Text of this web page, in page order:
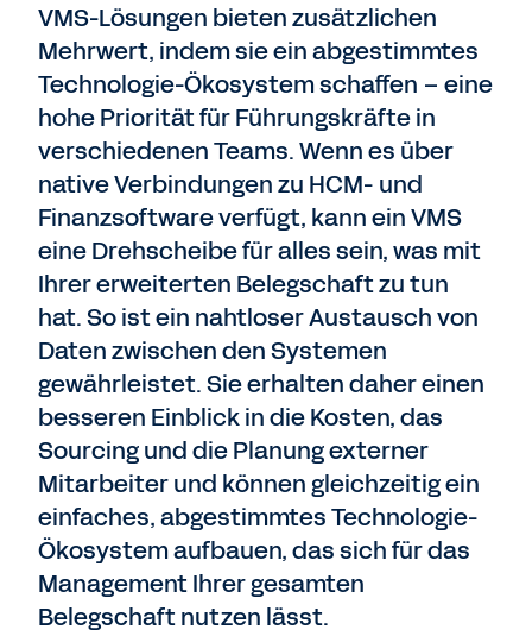
VMS-Lösungen bieten zusätzlichen
Mehrwert, indem sie ein abgestimmtes
Technologie-Ökosystem schaffen – eine
hohe Priorität für Führungskräfte in
verschiedenen Teams. Wenn es über
native Verbindungen zu HCM- und
Finanzsoftware verfügt, kann ein VMS
eine Drehscheibe für alles sein, was mit
Ihrer erweiterten Belegschaft zu tun
hat. So ist ein nahtloser Austausch von
Daten zwischen den Systemen
gewährleistet. Sie erhalten daher einen
besseren Einblick in die Kosten, das
Sourcing und die Planung externer
Mitarbeiter und können gleichzeitig ein
einfaches, abgestimmtes Technologie-
Ökosystem aufbauen, das sich für das
Management Ihrer gesamten
Belegschaft nutzen lässt.